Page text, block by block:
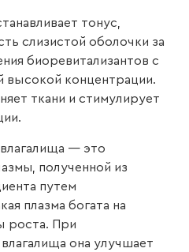
тонус,
слизистой оболочки за
биоревитализантов с
высокой концентрации.
ткани и стимулирует
— это
полученной из
путем
плазма богата на
роста. При
она улучшает